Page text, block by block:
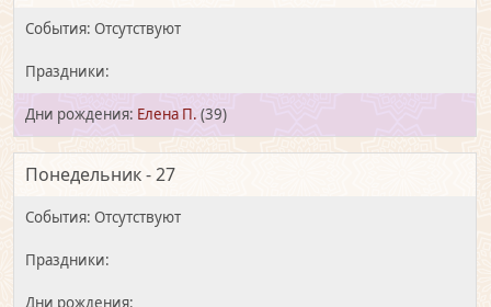
Елена П. (39)
Понедельник - 27